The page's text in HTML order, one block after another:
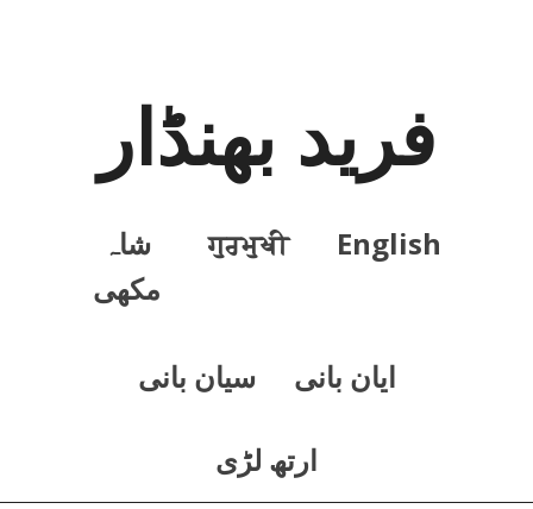
فرید بھنڈار
English
ਗੁਰਮੁਖੀ
شاہ
مکھی
ايان بانی سيان بانی
ارتھ لڑی